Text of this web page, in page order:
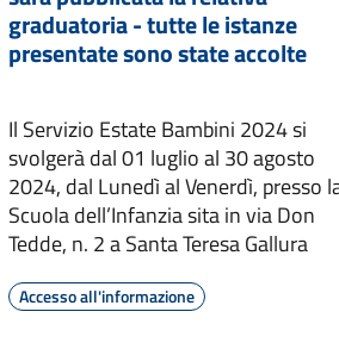
graduatoria - tutte le istanze
presentate sono state accolte
Il Servizio Estate Bambini 2024 si
svolgerà dal 01 luglio al 30 agosto
2024, dal Lunedì al Venerdì, presso
Scuola dell’Infanzia sita in via Don
Tedde, n. 2 a Santa Teresa Gallura
Accesso all'informazione